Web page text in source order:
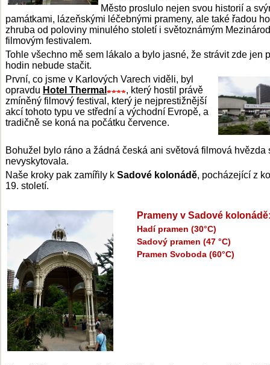
Město proslulo nejen svou historií a
památkami, lázeňskými léčebnými prameny, ale také řadou
zhruba od poloviny minulého století i světoznámým
filmovým festivalem.
Tohle všechno mě sem lákalo a bylo jasné, že strávit zde jen
hodin nebude stačit.
První, co jsme v Karlových Varech viděli, byl
opravdu Hotel Thermal
, který hostil právě
zmíněný filmový festival, který je nejprestižnější
akcí tohoto typu ve střední a východní Evropě, a
tradičně se koná na počátku července.
Bohužel bylo ráno a žádná česká ani světová filmová hvězda
nevyskytovala.
Naše kroky pak zamířily k Sadové kolonádě, pocházející z
19. století.
Prameny v Sadové
Hadí pramen (30°C)
Sadový pramen (47 °C)
Pramen Svoboda (60°C)